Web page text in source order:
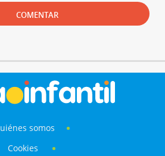
COMENTAR
somos
Cookies